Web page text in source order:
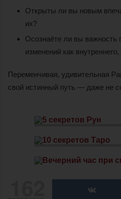
Открыты ли вы новым
их?
Осознаёте ли вы важность
изменений как
Переменчивая, удивительная
свой истинный путь — даже не